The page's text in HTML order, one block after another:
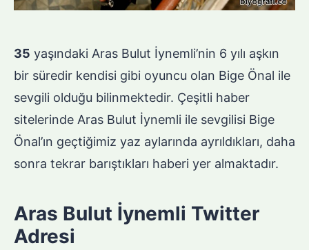
35 yaşındaki Aras Bulut İynemli’nin 6 yılı aşkın
bir süredir kendisi gibi oyuncu olan Bige Önal ile
sevgili olduğu bilinmektedir. Çeşitli haber
sitelerinde Aras Bulut İynemli ile sevgilisi Bige
Önal’ın geçtiğimiz yaz aylarında ayrıldıkları, daha
sonra tekrar barıştıkları haberi yer almaktadır.
Aras Bulut İynemli Twitter
Adresi